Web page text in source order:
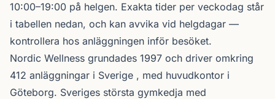
10:00–19:00 på helgen. Exakta tider per veckodag står
i tabellen nedan, och kan avvika vid helgdagar —
kontrollera hos anläggningen inför besöket.
Nordic Wellness grundades 1997 och driver omkring
412 anläggningar i Sverige , med huvudkontor i
Göteborg. Sveriges största gymkedja med